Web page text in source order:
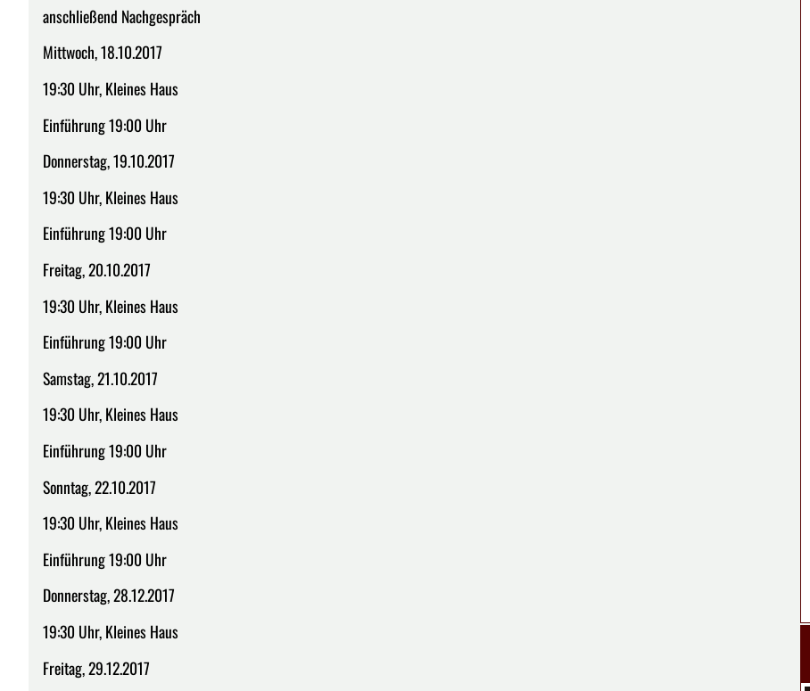
anschließend Nachgespräch
Mittwoch, 18.10.2017
19:30 Uhr, Kleines Haus
Einführung 19:00 Uhr
Donnerstag, 19.10.2017
19:30 Uhr, Kleines Haus
Einführung 19:00 Uhr
Freitag, 20.10.2017
19:30 Uhr, Kleines Haus
Einführung 19:00 Uhr
Samstag, 21.10.2017
19:30 Uhr, Kleines Haus
Einführung 19:00 Uhr
Sonntag, 22.10.2017
19:30 Uhr, Kleines Haus
Einführung 19:00 Uhr
Donnerstag, 28.12.2017
19:30 Uhr, Kleines Haus
Freitag, 29.12.2017